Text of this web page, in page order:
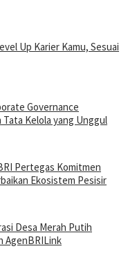
Up Karier Kamu, Sesuai
Governance
Kelola yang Unggul
Pertegas Komitmen
Ekosistem Pesisir
Desa Merah Putih
AgenBRILink